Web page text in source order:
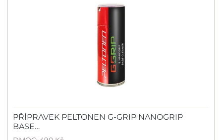
PŘÍPRAVEK PELTONEN G-GRIP NANOGRIP
BASE…